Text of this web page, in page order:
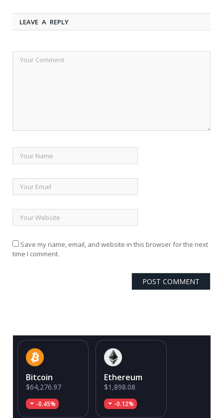
LEAVE A REPLY
Save my name, email, and website in this browser for the next
time I comment.
Bitcoin
$64,276.97
-0.45%
Ethereum
$1,898.08
-0.12%